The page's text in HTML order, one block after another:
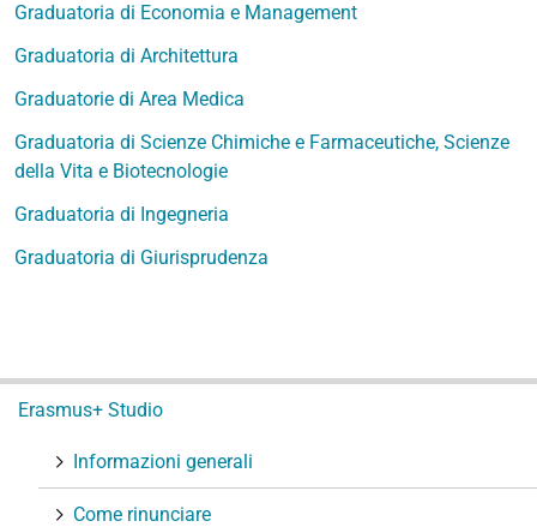
Graduatoria di Economia e Management
Graduatoria di Architettura
Graduatorie di Area Medica
Graduatoria di Scienze Chimiche e Farmaceutiche, Scienze
della Vita e Biotecnologie
Graduatoria di Ingegneria
Graduatoria di Giurisprudenza
Erasmus+ Studio
Informazioni generali
Come rinunciare